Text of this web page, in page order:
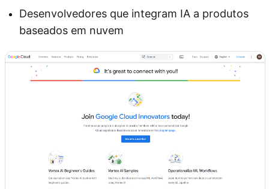
Desenvolvedores que integram IA a produtos
baseados em nuvem